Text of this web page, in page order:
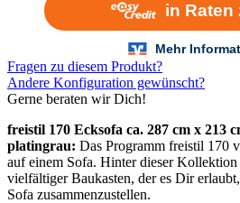
213
cm
im
Stoff-
Bezug
3040
platingrau
Menge
Fragen zu diesem Produkt?
Andere Konfiguration gewünscht?
Gerne beraten wir Dich!
freistil 170 Ecksofa ca. 287 cm x 213
platingrau: Das Programm freistil 170
auf einem Sofa. Hinter dieser Kollektion
vielfältiger Baukasten, der es Dir
Sofa zusammenzustellen.